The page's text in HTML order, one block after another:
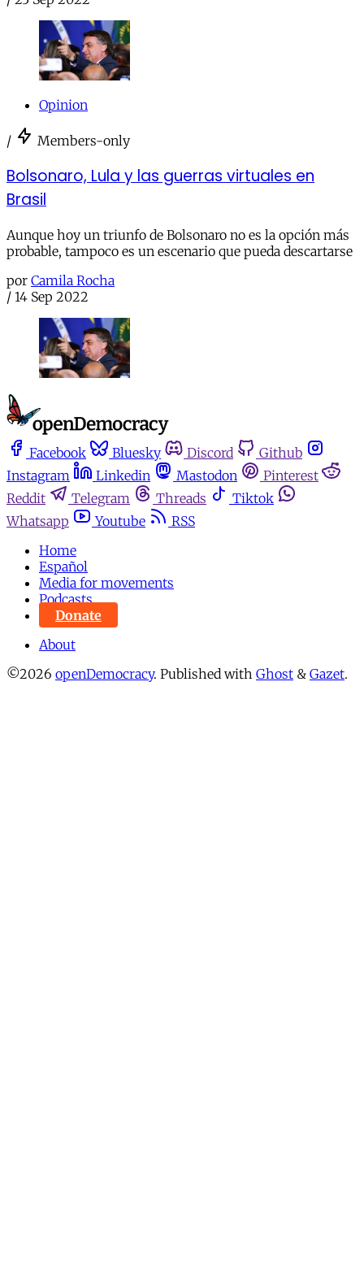
Opinion
/ Members-only
Bolsonaro, Lula y las guerras virtuales en
Brasil
Aunque hoy un triunfo de Bolsonaro no es la opción más
probable, tampoco es un escenario que pueda descartarse
por Camila Rocha
/ 14 Sep 2022
Facebook Bluesky Discord
Github
Instagram
Linkedin Mastodon
Pinterest
Reddit
Telegram Threads
Tiktok
Whatsapp
Youtube
RSS
Home
Español
Media for movements
Podcasts
Donate
About
©2026 openDemocracy. Published with Ghost & Gazet.